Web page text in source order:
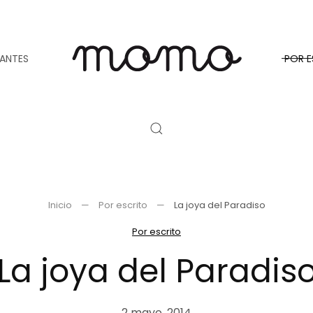
POR
Inicio Por escrito
La joya del Paradiso
Por escrito
La joya del